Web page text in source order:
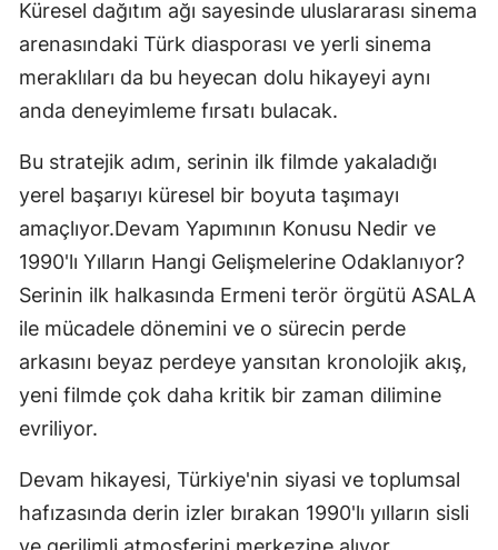
Küresel dağıtım ağı sayesinde uluslararası sinema
arenasındaki Türk diasporası ve yerli sinema
meraklıları da bu heyecan dolu hikayeyi aynı
anda deneyimleme fırsatı bulacak.
Bu stratejik adım, serinin ilk filmde yakaladığı
yerel başarıyı küresel bir boyuta taşımayı
amaçlıyor.Devam Yapımının Konusu Nedir ve
1990'lı Yılların Hangi Gelişmelerine Odaklanıyor?
Serinin ilk halkasında Ermeni terör örgütü ASALA
ile mücadele dönemini ve o sürecin perde
arkasını beyaz perdeye yansıtan kronolojik akış,
yeni filmde çok daha kritik bir zaman dilimine
evriliyor.
Devam hikayesi, Türkiye'nin siyasi ve toplumsal
hafızasında derin izler bırakan 1990'lı yılların sisli